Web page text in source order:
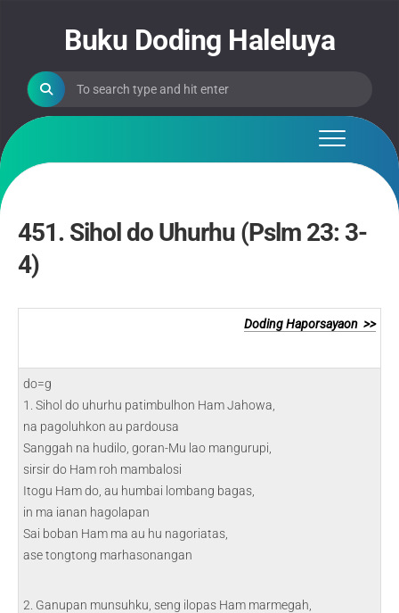
Buku Doding Haleluya
451. Sihol do Uhurhu (Pslm 23: 3-
4)
Doding Haporsayaon >>
do=g
1. Sihol do uhurhu patimbulhon Ham Jahowa,
na pagoluhkon au pardousa
Sanggah na hudilo, goran-Mu lao mangurupi,
sirsir do Ham roh mambalosi
Itogu Ham do, au humbai lombang bagas,
in ma ianan hagolapan
Sai boban Ham ma au hu nagoriatas,
ase tongtong marhasonangan
2. Ganupan munsuhku, seng ilopas Ham marmegah,